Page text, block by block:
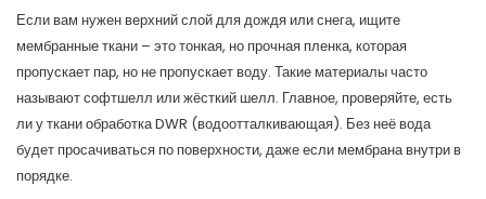
Если вам нужен верхний слой для дождя или снега, ищите
мембранные ткани – это тонкая, но прочная пленка, которая
пропускает пар, но не пропускает воду. Такие материалы часто
называют софтшелл или жёсткий шелл. Главное, проверяйте, есть
ли у ткани обработка DWR (водоотталкивающая). Без неё вода
будет просачиваться по поверхности, даже если мембрана внутри в
порядке.